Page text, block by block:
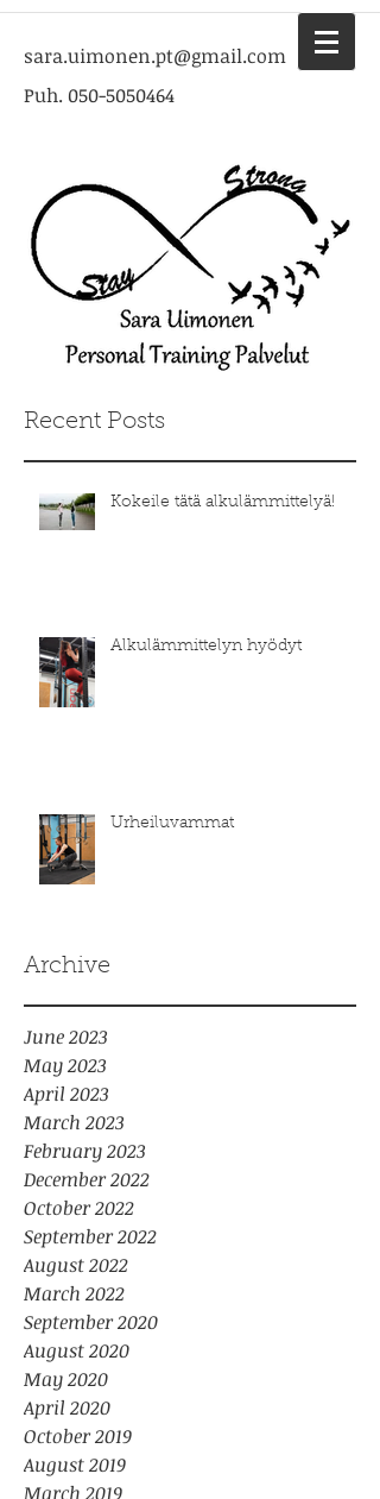
sara.uimonen.pt@gmail.com
Puh. 050-5050464
Recent Posts
Kokeile tätä alkulämmittelyä!
Alkulämmittelyn hyödyt
Urheiluvammat
Archive
June 2023
May 2023
April 2023
March 2023
February 2023
December 2022
October 2022
September 2022
August 2022
March 2022
September 2020
August 2020
May 2020
April 2020
October 2019
August 2019
March 2019